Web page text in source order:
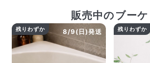
販売中のブーケ
8/9(日)発送
残りわずか 残りわずか